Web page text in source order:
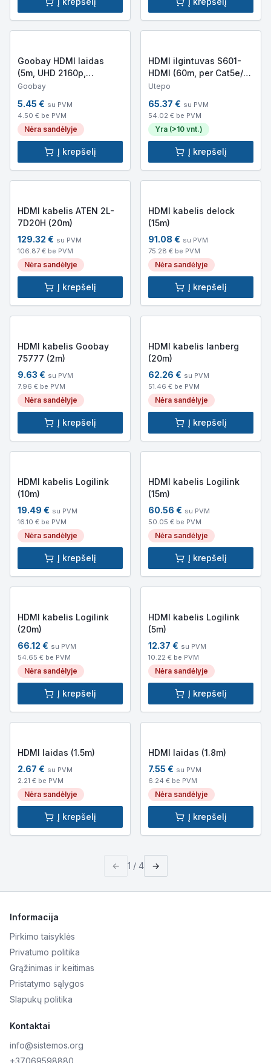
Goobay HDMI laidas
(5m, UHD 2160p,
padengtas auksu)
Goobay
5.45 € su PVM
4.50 € be PVM
Nėra sandėlyje
Į krepšelį
HDMI ilgintuvas S601-
HDMI (60m, per Cat5e/6
kabelį)
Utepo
65.37 € su PVM
54.02 € be PVM
Yra (>10 vnt.)
Į krepšelį
HDMI kabelis ATEN 2L-
7D20H (20m)
129.32 € su PVM
106.87 € be PVM
Nėra sandėlyje
Į krepšelį
HDMI kabelis delock
(15m)
91.08 € su PVM
75.28 € be PVM
Nėra sandėlyje
Į krepšelį
HDMI kabelis Goobay
75777 (2m)
9.63 € su PVM
7.96 € be PVM
Nėra sandėlyje
Į krepšelį
HDMI kabelis lanberg
(20m)
62.26 € su PVM
51.46 € be PVM
Nėra sandėlyje
Į krepšelį
HDMI kabelis Logilink
(10m)
19.49 € su PVM
16.10 € be PVM
Nėra sandėlyje
Į krepšelį
HDMI kabelis Logilink
(15m)
60.56 € su PVM
50.05 € be PVM
Nėra sandėlyje
Į krepšelį
HDMI kabelis Logilink
(20m)
66.12 € su PVM
54.65 € be PVM
Nėra sandėlyje
Į krepšelį
HDMI kabelis Logilink
(5m)
12.37 € su PVM
10.22 € be PVM
Nėra sandėlyje
Į krepšelį
HDMI laidas (1.5m)
2.67 € su PVM
2.21 € be PVM
Nėra sandėlyje
Į krepšelį
HDMI laidas (1.8m)
7.55 € su PVM
6.24 € be PVM
Nėra sandėlyje
Į krepšelį
← 1 / 4 →
Informacija
Pirkimo taisyklės
Privatumo politika
Grąžinimas ir keitimas
Pristatymo sąlygos
Slapukų politika
Kontaktai
info@sistemos.org
+37069598880